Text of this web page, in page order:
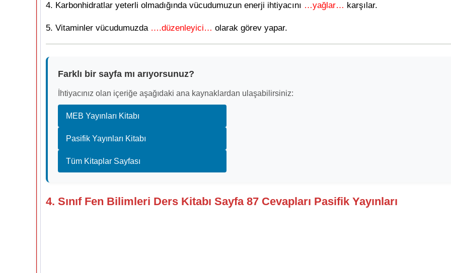
4. Karbonhidratlar yeterli olmadığında vücudumuzun enerji ihtiyacını …yağlar… karşılar.
5. Vitaminler vücudumuzda ….düzenleyici… olarak görev yapar.
Farklı bir sayfa mı arıyorsunuz?
İhtiyacınız olan içeriğe aşağıdaki ana kaynaklardan ulaşabilirsiniz:
MEB Yayınları Kitabı
Pasifik Yayınları Kitabı
Tüm Kitaplar Sayfası
4. Sınıf Fen Bilimleri Ders Kitabı Sayfa 87 Cevapları Pasifik Yayınları